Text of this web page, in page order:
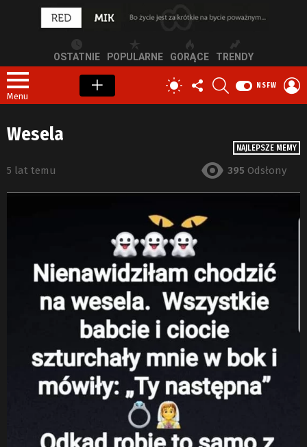
OSTATNIE POPULARNE GORĄCE TRENDY
Menu
PRZEŁĄCZ
SKÓRKĘ
OBSERWUJ
NAS
NSFW
NAJLEPSZE MEMY
Wesela
5 lat temu 395 Odsłony